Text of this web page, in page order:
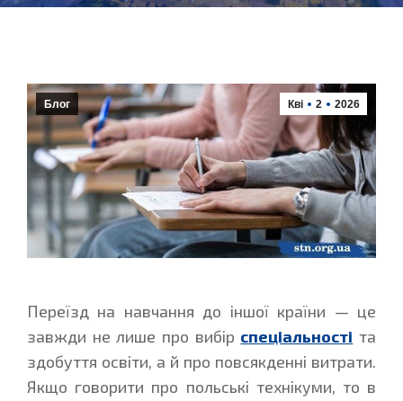
Кві 2 2026
Блог
Переїзд на навчання до іншої країни — це
завжди не лише про вибір спеціальності та
здобуття освіти, а й про повсякденні витрати.
Якщо говорити про польські технікуми, то в